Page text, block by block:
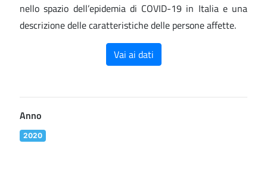
nello spazio dell’epidemia di COVID-19 in Italia e una
descrizione delle caratteristiche delle persone affette.
Vai ai dati
Anno
2020